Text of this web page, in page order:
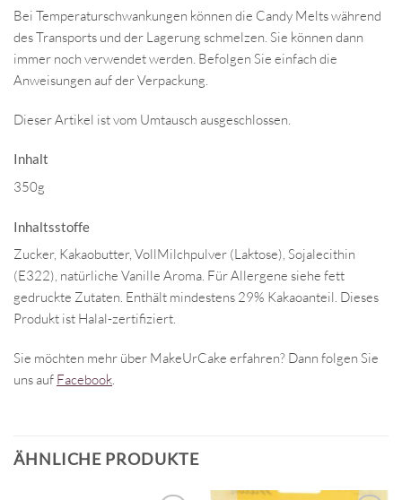
Bei Temperaturschwankungen können die Candy Melts während
des Transports und der Lagerung schmelzen. Sie können dann
immer noch verwendet werden. Befolgen Sie einfach die
Anweisungen auf der Verpackung.
Dieser Artikel ist vom Umtausch ausgeschlossen.
Inhalt
350g
Inhaltsstoffe
Zucker, Kakaobutter, VollMilchpulver (Laktose), Sojalecithin
(E322), natürliche Vanille Aroma. Für Allergene siehe fett
gedruckte Zutaten. Enthält mindestens 29% Kakaoanteil. Dieses
Produkt ist Halal-zertifiziert.
Sie möchten mehr über MakeUrCake erfahren? Dann folgen Sie
uns auf Facebook.
ÄHNLICHE PRODUKTE